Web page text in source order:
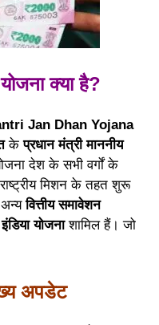
क्या है?
Jan Dhan Yojana
केप्रधान मंत्री माननीय
देश के सभी वर्गों के
मिशन के तहत शुरू
वित्तीय समावेशन
योजनाशामिल हैं। जो
अपडेट